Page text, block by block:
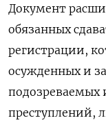
Документ
обязанных
регистрации,
осужденных и
подозреваемых
преступлений,